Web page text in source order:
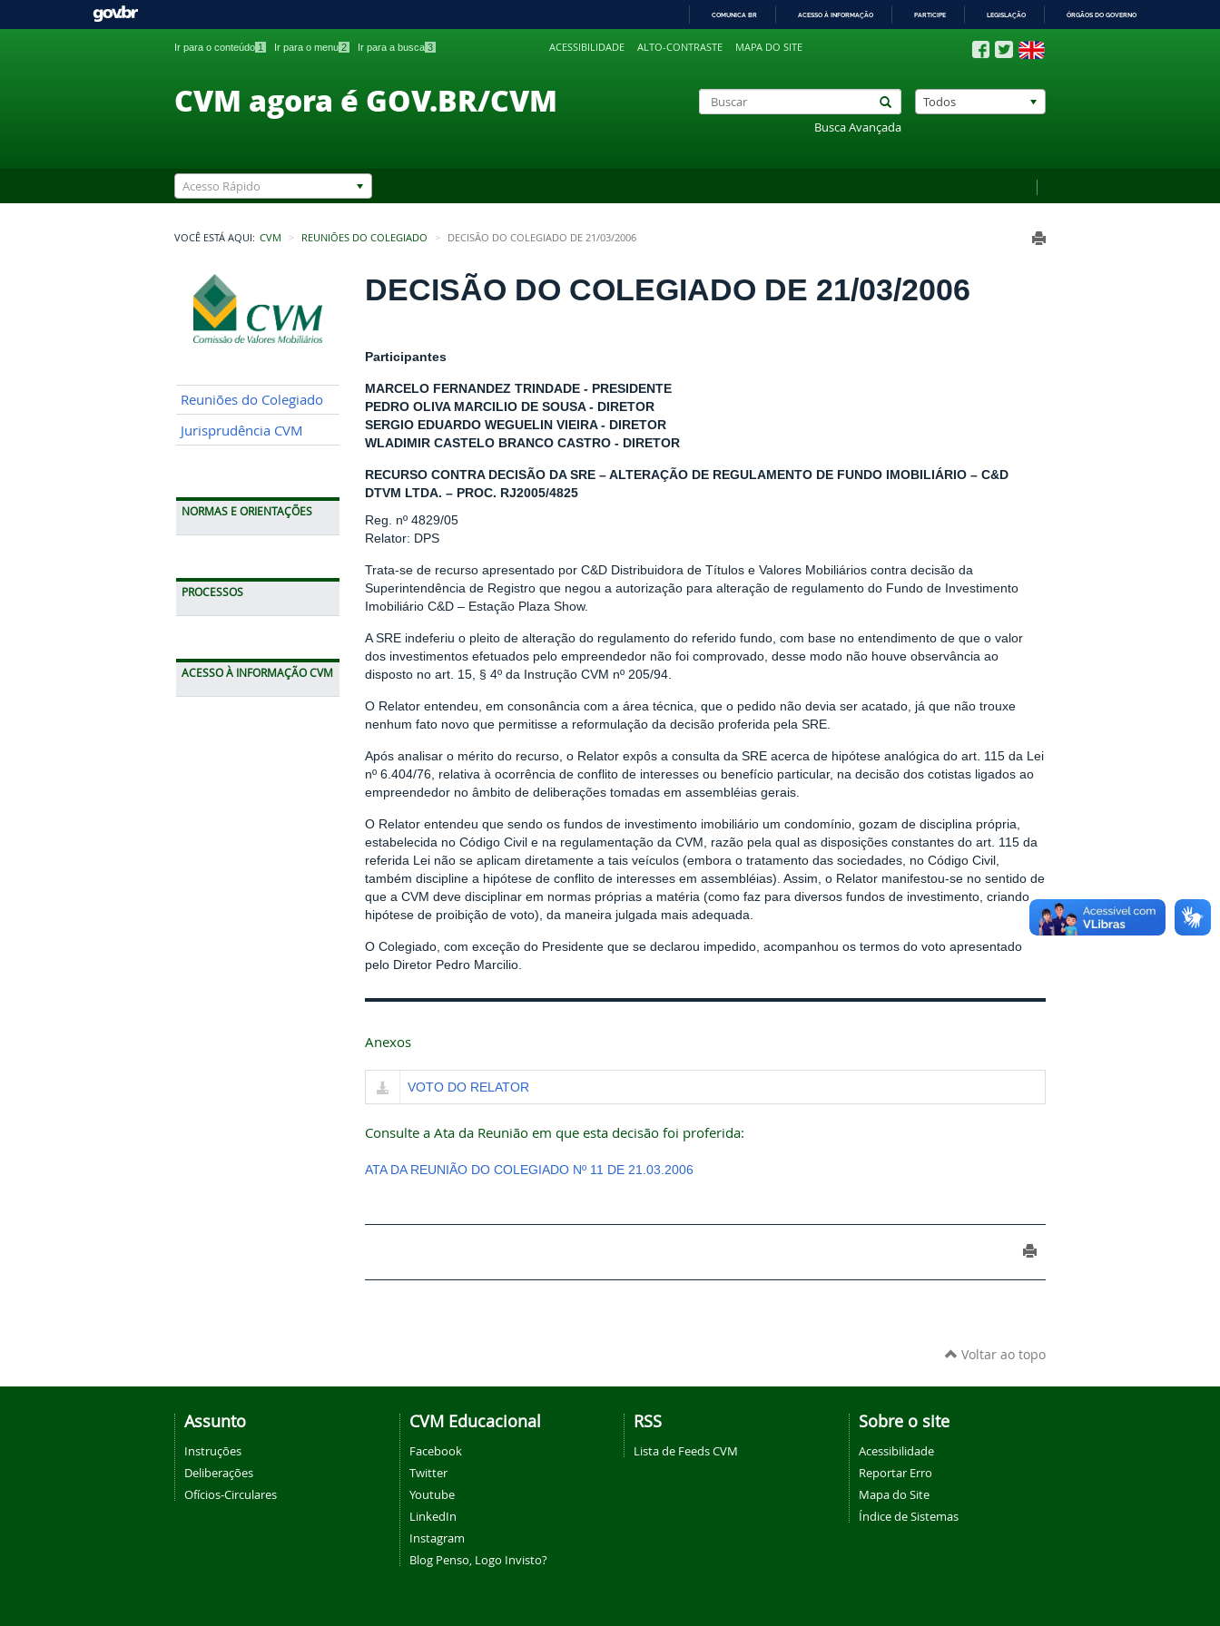
PARA
COMUNICA BR ACESSO À INFORMAÇÃO PARTICIPE LEGISLAÇÃO ÓRGÃOS DO GOVERNO
Ir para o conteúdo 1 Ir para o menu 2 Ir para a busca 3 ACESSIBILIDADE ALTO-CONTRASTE MAPA DO SITE
CVM agora é GOV.BR/CVM
Busca Avançada
Todos
Acesso Rápido
VOCÊ ESTÁ AQUI: CVM REUNIÕES DO COLEGIADO DECISÃO DO COLEGIADO DE 21/03/2006
Reuniões do Colegiado
Jurisprudência CVM
NORMAS E ORIENTAÇÕES
PROCESSOS
ACESSO À INFORMAÇÃO CVM
DECISÃO DO COLEGIADO DE 21/03/2006
Participantes
MARCELO FERNANDEZ TRINDADE - PRESIDENTE
PEDRO OLIVA MARCILIO DE SOUSA - DIRETOR
SERGIO EDUARDO WEGUELIN VIEIRA - DIRETOR
WLADIMIR CASTELO BRANCO CASTRO - DIRETOR
RECURSO CONTRA DECISÃO DA SRE – ALTERAÇÃO DE REGULAMENTO DE FUNDO IMOBILIÁRIO – C&D
DTVM LTDA. – PROC. RJ2005/4825
Reg. nº 4829/05
Relator: DPS
Trata-se de recurso apresentado por C&D Distribuidora de Títulos e Valores Mobiliários contra decisão da
Superintendência de Registro que negou a autorização para alteração de regulamento do Fundo de Investimento
Imobiliário C&D – Estação Plaza Show.
A SRE indeferiu o pleito de alteração do regulamento do referido fundo, com base no entendimento de que o valor
dos investimentos efetuados pelo empreendedor não foi comprovado, desse modo não houve observância ao
disposto no art. 15, § 4º da Instrução CVM nº 205/94.
O Relator entendeu, em consonância com a área técnica, que o pedido não devia ser acatado, já que não trouxe
nenhum fato novo que permitisse a reformulação da decisão proferida pela SRE.
Após analisar o mérito do recurso, o Relator expôs a consulta da SRE acerca de hipótese analógica do art. 115 da Lei
nº 6.404/76, relativa à ocorrência de conflito de interesses ou benefício particular, na decisão dos cotistas ligados ao
empreendedor no âmbito de deliberações tomadas em assembléias gerais.
O Relator entendeu que sendo os fundos de investimento imobiliário um condomínio, gozam de disciplina própria,
estabelecida no Código Civil e na regulamentação da CVM, razão pela qual as disposições constantes do art. 115 da
referida Lei não se aplicam diretamente a tais veículos (embora o tratamento das sociedades, no Código Civil,
também discipline a hipótese de conflito de interesses em assembléias). Assim, o Relator manifestou-se no sentido de
que a CVM deve disciplinar em normas próprias a matéria (como faz para diversos fundos de investimento, criando
hipótese de proibição de voto), da maneira julgada mais adequada.
O Colegiado, com exceção do Presidente que se declarou impedido, acompanhou os termos do voto apresentado
pelo Diretor Pedro Marcilio.
Anexos
VOTO DO RELATOR
Consulte a Ata da Reunião em que esta decisão foi proferida:
ATA DA REUNIÃO DO COLEGIADO Nº 11 DE 21.03.2006
Voltar ao topo
Assunto
Instruções
Deliberações
Ofícios-Circulares
CVM Educacional
Facebook
Twitter
Youtube
LinkedIn
Instagram
Blog Penso, Logo Invisto?
RSS
Lista de Feeds CVM
Sobre o site
Acessibilidade
Reportar Erro
Mapa do Site
Índice de Sistemas